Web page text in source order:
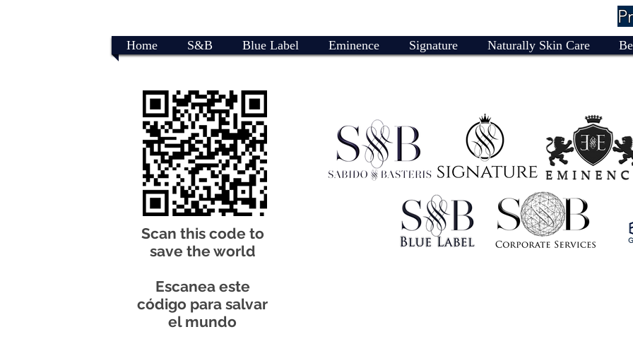
Home S&B Blue Label Eminence Signature Naturally Skin Care
Scan this code to
save the world
Escanea este
código para salvar
el mundo